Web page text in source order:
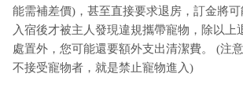
能需補差價)，甚至直接要求退房，訂金將
入宿後才被主人發現違規攜帶寵物，除以上
處置外，您可能還要額外支出清潔費。 (注
不接受寵物者，就是禁止寵物進入)